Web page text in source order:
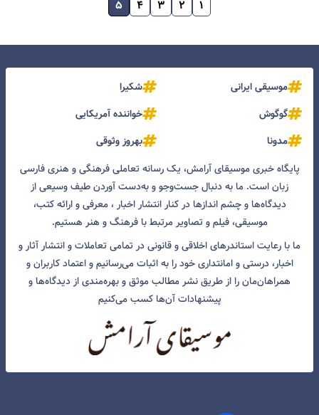
۱ ۲ ۳ ۴ ۵
موسیقی ایرانی
شکیرا
گوگوش
خواننده آمریکایی
مدونا
بهروز وثوقی
پایگاه خبری موسیقای آرامش، یک رسانه تعاملی فرهنگی و هنری فارسی
زبان است. ما به دنبال جست‌و‌جو و به‌دست آوردن طیف وسیعی از
دیدگاه‌ها و چشم انداز‌ها در کنار انتشار اخبار ، معرفی و ارائه کتب،
موسیقی، فیلم و تصاویر مرتبط با فرهنگ و هنر هستیم.
ما با رعایت استاندرهای اخلاقی و قانونی در تمامی تعاملات و انتشار آثار و
اخبار، درستی و امانتداری خود را به اثبات می‌رسانیم و اعتماد کاربران و
همراهان‌مان را از طریق نشر مطالب موثق و بهره‌مندی از دیدگاه‌ها و
پیشنهادات آن‌ها کسب می‌کنیم